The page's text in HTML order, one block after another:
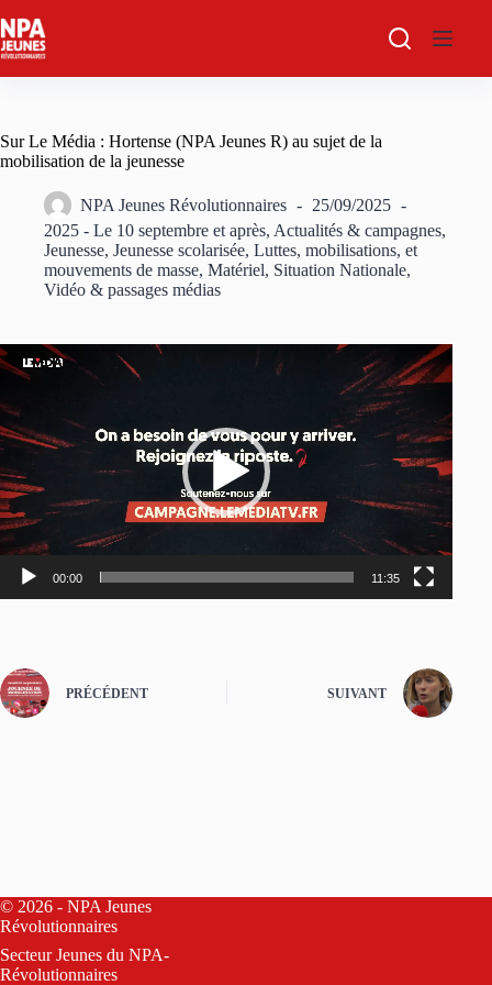
au
contenu
Sur Le Média : Hortense (NPA Jeunes R) au sujet de la
mobilisation de la jeunesse
NPA Jeunes Révolutionnaires
25/09/2025
2025 - Le 10 septembre et après, Actualités & campagnes,
Jeunesse, Jeunesse scolarisée, Luttes, mobilisations, et
mouvements de masse, Matériel, Situation Nationale,
Vidéo & passages médias
Lecteur
vidéo
00:00 11:35
PRÉCÉDENT SUIVANT
© 2026 - NPA Jeunes
Révolutionnaires
Secteur Jeunes du NPA-
Révolutionnaires